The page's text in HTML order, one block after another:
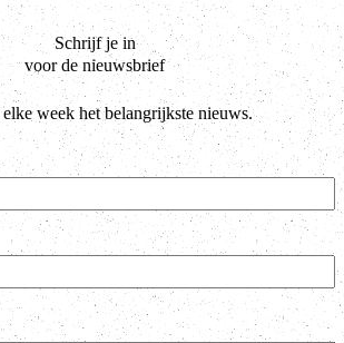
Schrijf je in
voor de nieuwsbrief
week het belangrijkste nieuws.